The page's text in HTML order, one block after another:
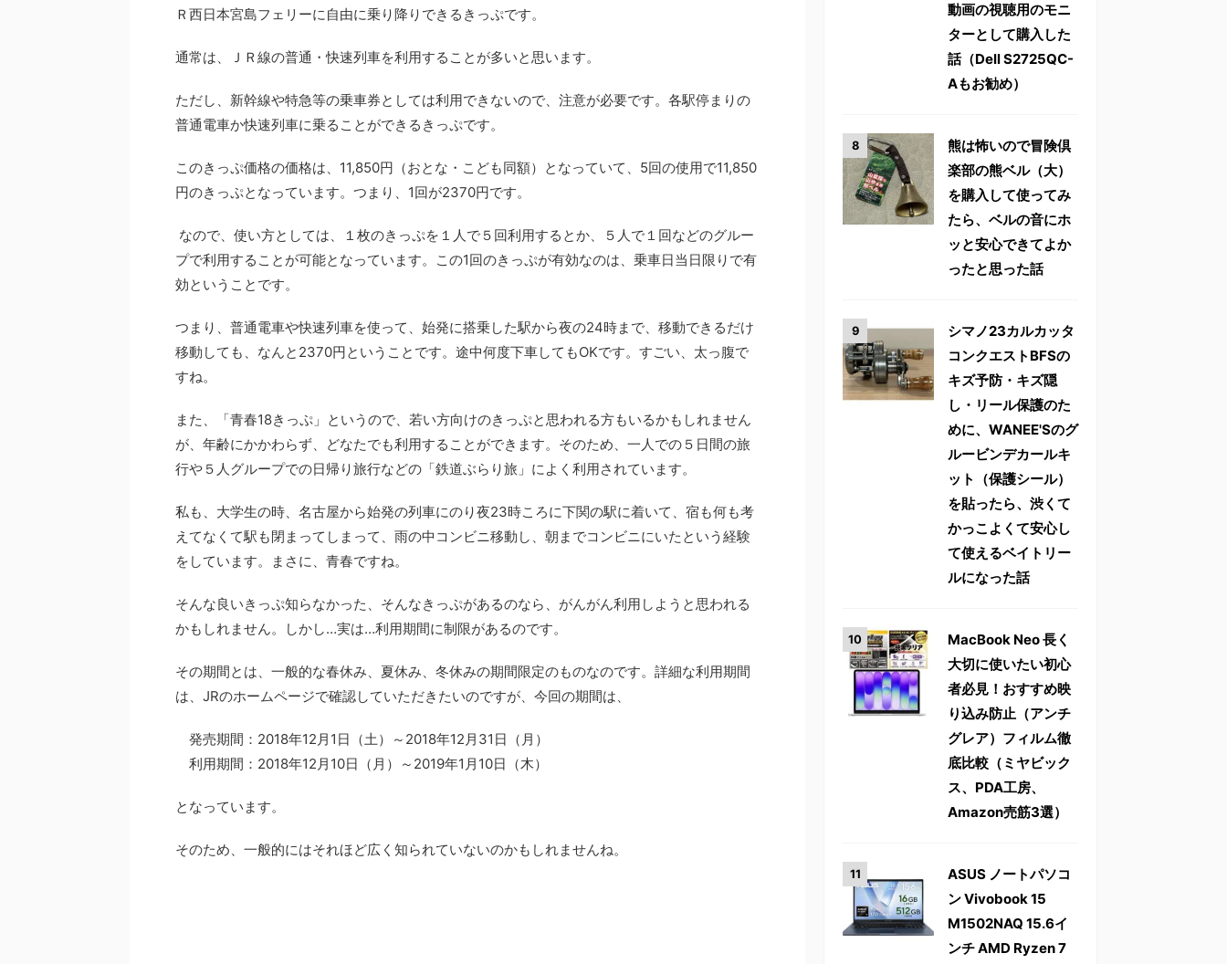
Ｒ西日本宮島フェリーに自由に乗り降りできるきっぷです。
通常は、ＪＲ線の普通・快速列車を利用することが多いと思います。
ただし、新幹線や特急等の乗車券としては利用できないので、注意が必要です。各駅停まりの
普通電車か快速列車に乗ることができるきっぷです。
このきっぷ価格の価格は、11,850円（おとな・こども同額）となっていて、5回の使用で11,850
円のきっぷとなっています。つまり、1回が2370円です。
なので、使い方としては、１枚のきっぷを１人で５回利用するとか、５人で１回などのグルー
プで利用することが可能となっています。この1回のきっぷが有効なのは、乗車日当日限りで有
効ということです。
つまり、普通電車や快速列車を使って、始発に搭乗した駅から夜の24時まで、移動できるだけ
移動しても、なんと2370円ということです。途中何度下車してもOKです。すごい、太っ腹で
すね。
また、「青春18きっぷ」というので、若い方向けのきっぷと思われる方もいるかもしれません
が、年齢にかかわらず、どなたでも利用することができます。そのため、一人での５日間の旅
行や５人グループでの日帰り旅行などの「鉄道ぶらり旅」によく利用されています。
私も、大学生の時、名古屋から始発の列車にのり夜23時ころに下関の駅に着いて、宿も何も考
えてなくて駅も閉まってしまって、雨の中コンビニ移動し、朝までコンビニにいたという経験
をしています。まさに、青春ですね。
そんな良いきっぷ知らなかった、そんなきっぷがあるのなら、がんがん利用しようと思われる
かもしれません。しかし…実は…利用期間に制限があるのです。
その期間とは、一般的な春休み、夏休み、冬休みの期間限定のものなのです。詳細な利用期間
は、JRのホームページで確認していただきたいのですが、今回の期間は、
発売期間：2018年12月1日（土）～2018年12月31日（月）
利用期間：2018年12月10日（月）～2019年1月10日（木）
となっています。
そのため、一般的にはそれほど広く知られていないのかもしれませんね。
動画の視聴用のモニ
ターとして購入した
話（Dell S2725QC-
Aもお勧め）
熊は怖いので冒険倶
楽部の熊ベル（大）
を購入して使ってみ
たら、ベルの音にホ
ッと安心できてよか
ったと思った話
シマノ23カルカッタ
コンクエストBFSの
キズ予防・キズ隠
し・リール保護のた
めに、WANEE'Sのグ
ルービンデカールキ
ット（保護シール）
を貼ったら、渋くて
かっこよくて安心し
て使えるベイトリー
ルになった話
MacBook Neo 長く
大切に使いたい初心
者必見！おすすめ映
り込み防止（アンチ
グレア）フィルム徹
底比較（ミヤビック
ス、PDA工房、
Amazon売筋3選）
ASUS ノートパソコ
ン Vivobook 15
M1502NAQ 15.6イ
ンチ AMD Ryzen 7